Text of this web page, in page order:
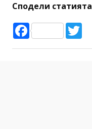
Сподели статията
Facebook